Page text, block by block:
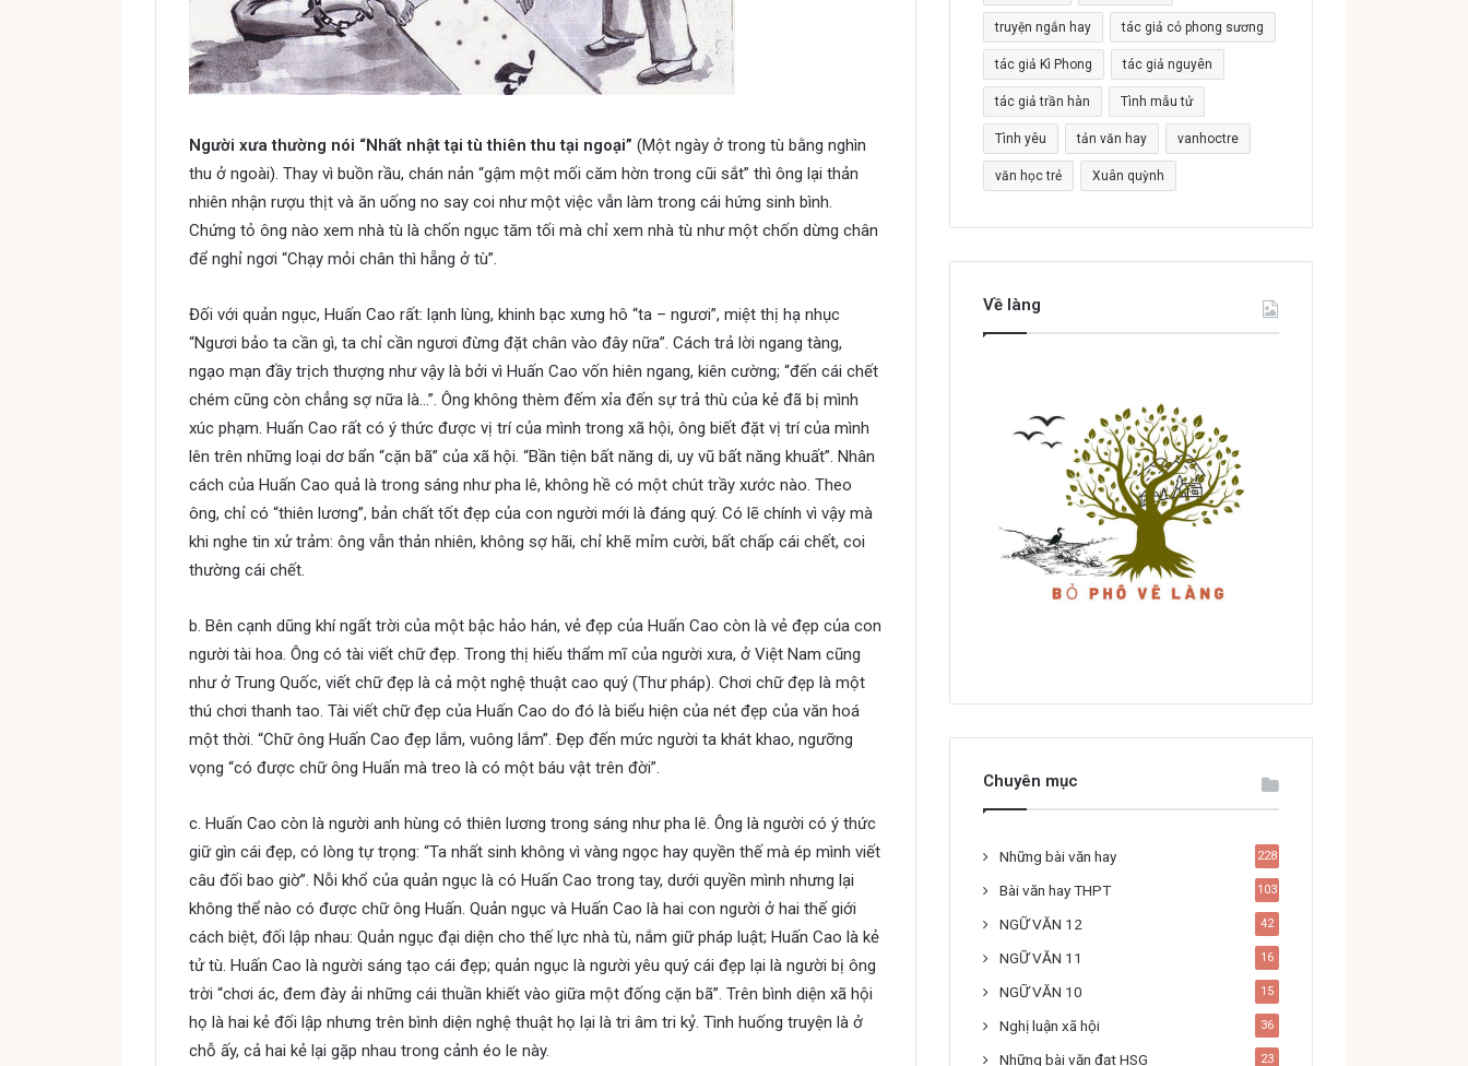
Người xưa thường nói “Nhất nhật tại tù thiên thu tại ngoại” (Một ngày ở trong tù bằng nghìn
thu ở ngoài). Thay vì buồn rầu, chán nản “gậm một mối căm hờn trong cũi sắt” thì ông lại thản
nhiên nhận rượu thịt và ăn uống no say coi như một việc vẫn làm trong cái hứng sinh bình.
Chứng tỏ ông nào xem nhà tù là chốn ngục tăm tối mà chỉ xem nhà tù như một chốn dừng chân
để nghỉ ngơi “Chạy mỏi chân thì hẵng ở tù”.
Đối với quản ngục, Huấn Cao rất: lạnh lùng, khinh bạc xưng hô “ta – ngươi”, miệt thị hạ nhục
“Ngươi bảo ta cần gì, ta chỉ cần ngươi đừng đặt chân vào đây nữa”. Cách trả lời ngang tàng,
ngạo mạn đầy trịch thượng như vậy là bởi vì Huấn Cao vốn hiên ngang, kiên cường; “đến cái chết
chém cũng còn chẳng sợ nữa là…”. Ông không thèm đếm xỉa đến sự trả thù của kẻ đã bị mình
xúc phạm. Huấn Cao rất có ý thức được vị trí của mình trong xã hội, ông biết đặt vị trí của mình
lên trên những loại dơ bẩn “cặn bã” của xã hội. “Bần tiện bất năng di, uy vũ bất năng khuất”. Nhân
cách của Huấn Cao quả là trong sáng như pha lê, không hề có một chút trầy xước nào. Theo
ông, chỉ có “thiên lương”, bản chất tốt đẹp của con người mới là đáng quý. Có lẽ chính vì vậy mà
khi nghe tin xử trảm: ông vẫn thản nhiên, không sợ hãi, chỉ khẽ mỉm cười, bất chấp cái chết, coi
thường cái chết.
b. Bên cạnh dũng khí ngất trời của một bậc hảo hán, vẻ đẹp của Huấn Cao còn là vẻ đẹp của con
người tài hoa. Ông có tài viết chữ đẹp. Trong thị hiếu thẩm mĩ của người xưa, ở Việt Nam cũng
như ở Trung Quốc, viết chữ đẹp là cả một nghệ thuật cao quý (Thư pháp). Chơi chữ đẹp là một
thú chơi thanh tao. Tài viết chữ đẹp của Huấn Cao do đó là biểu hiện của nét đẹp của văn hoá
một thời. “Chữ ông Huấn Cao đẹp lắm, vuông lắm”. Đẹp đến mức người ta khát khao, ngưỡng
vọng “có được chữ ông Huấn mà treo là có một báu vật trên đời”.
c. Huấn Cao còn là người anh hùng có thiên lương trong sáng như pha lê. Ông là người có ý thức
giữ gìn cái đẹp, có lòng tự trọng: “Ta nhất sinh không vì vàng ngọc hay quyền thế mà ép mình viết
câu đối bao giờ”. Nỗi khổ của quản ngục là có Huấn Cao trong tay, dưới quyền mình nhưng lại
không thể nào có được chữ ông Huấn. Quản ngục và Huấn Cao là hai con người ở hai thế giới
cách biệt, đối lập nhau: Quản ngục đại diện cho thế lực nhà tù, nắm giữ pháp luật; Huấn Cao là kẻ
tử tù. Huấn Cao là người sáng tạo cái đẹp; quản ngục là người yêu quý cái đẹp lại là người bị ông
trời “chơi ác, đem đày ải những cái thuần khiết vào giữa một đống cặn bã”. Trên bình diện xã hội
họ là hai kẻ đối lập nhưng trên bình diện nghệ thuật họ lại là tri âm tri kỷ. Tình huống truyện là ở
chỗ ấy, cả hai kẻ lại gặp nhau trong cảnh éo le này.
truyện ngắn hay tác giả cỏ phong sương
tác giả Kì Phong tác giả nguyên
tác giả trần hàn Tình mẫu tử
Tình yêu tản văn hay vanhoctre
văn học trẻ Xuân quỳnh
Về làng
Chuyên mục
Những bài văn hay 228
Bài văn hay THPT 103
NGỮ VĂN 12 42
NGỮ VĂN 11 16
NGỮ VĂN 10 15
Nghị luận xã hội 36
Những bài văn đạt HSG 23